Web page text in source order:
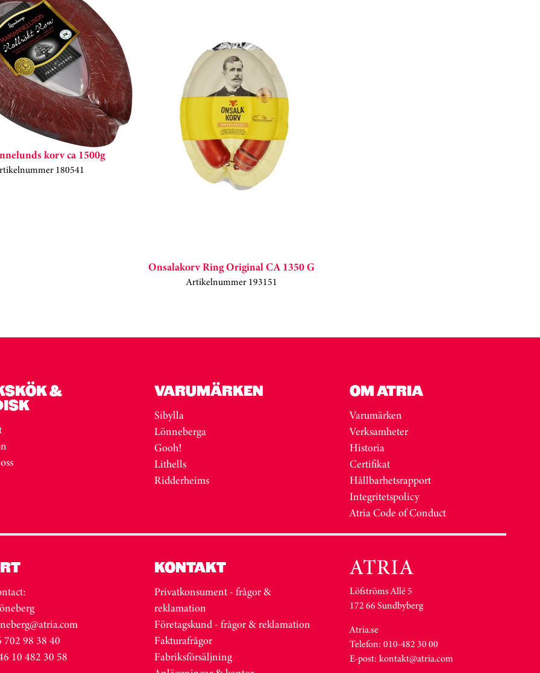
korv ca 1500g
180541
Onsalakorv Ring Original CA 1350 G
Artikelnummer 193151
&
VARUMÄRKEN
Sibylla
Lönneberga
Gooh!
Lithells
Ridderheims
OM ATRIA
Varumärken
Verksamheter
Historia
Certifikat
Hållbarhetsrapport
Integritetspolicy
Atria Code of Conduct
98 38 40
10 482 30 58
KONTAKT
Privatkonsument - frågor &
reklamation
Företagskund - frågor & reklamation
Fakturafrågor
Fabriksförsäljning
Löfströms Allé 5
172 66 Sundbyberg
Atria.se
Telefon: 010-482 30 00
E-post: kontakt@atria.com